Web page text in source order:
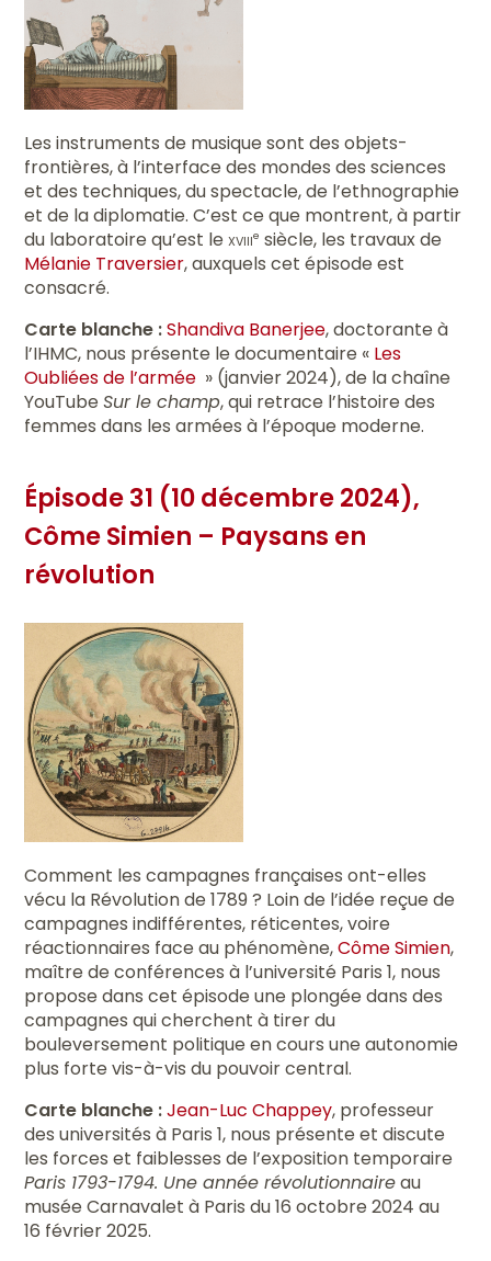
Les instruments de musique sont des objets-
frontières, à l’interface des mondes des sciences
et des techniques, du spectacle, de l’ethnographie
et de la diplomatie. C’est ce que montrent, à partir
du laboratoire qu’est lexviiie siècle, les travaux de
Mélanie Traversier, auxquels cet épisode est
consacré.
Carte blanche :Shandiva Banerjee, doctorante à
l’IHMC, nous présente le documentaire « Les
Oubliées de l’armée » (janvier 2024), de la chaîne
YouTubeSur le champ, qui retrace l’histoire des
femmes dans les armées à l’époque moderne.
Épisode 31 (10 décembre 2024),
Côme Simien – Paysans en
révolution
Comment les campagnes françaises ont-elles
vécu la Révolution de 1789 ? Loin de l’idée reçue de
campagnes indifférentes, réticentes, voire
réactionnaires face au phénomène,Côme Simien,
maître de conférences à l’université Paris 1, nous
propose dans cet épisode une plongée dans des
campagnes qui cherchent à tirer du
bouleversement politique en cours une autonomie
plus forte vis-à-vis du pouvoir central.
Carte blanche :Jean-Luc Chappey, professeur
des universités à Paris 1, nous présente et discute
les forces et faiblesses de l’exposition temporaire
Paris 1793-1794. Une année révolutionnaireau
musée Carnavalet à Paris du 16 octobre 2024 au
16 février 2025.